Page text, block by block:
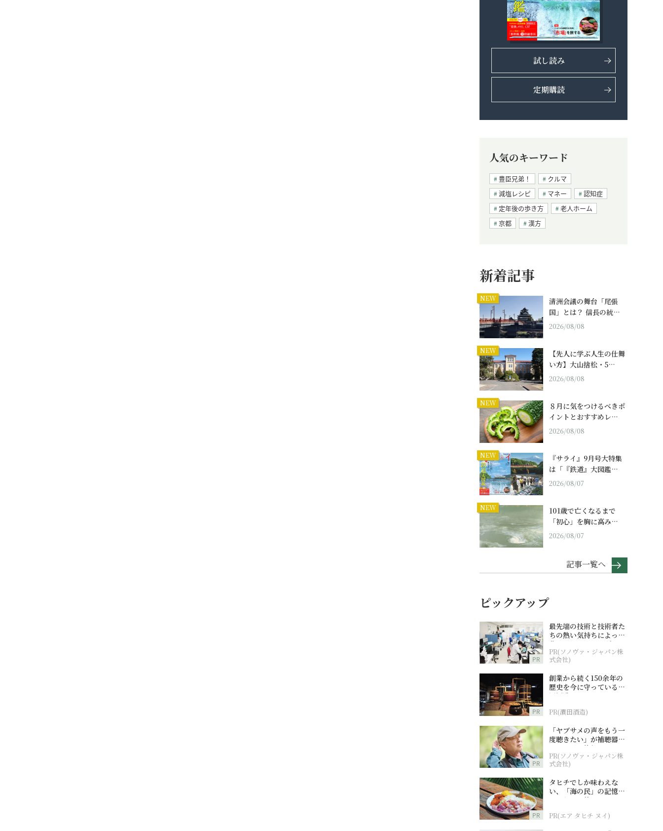
試し読み
定期購読
人気のキーワード
豊臣兄弟！
クルマ
減塩レシピ
マネー
認知症
定年後の歩き方
老人ホーム
京都
漢方
新着記事
NEW
清洲会議の舞台「尾張
国」とは？ 信長の統…
2026/08/08
NEW
【先人に学ぶ人生の仕舞
い方】大山捨松・5…
2026/08/08
NEW
８月に気をつけるべきポ
イントとおすすめレ…
2026/08/08
NEW
『サライ』9月号大特集
は「『鉄道』大図鑑…
2026/08/07
NEW
101歳で亡くなるまで
「初心」を胸に高み…
2026/08/07
記事一覧へ
ピックアップ
PR
最先端の技術と技術者た
ちの熱い気持ちによって
作られているオーダーメ
イド補聴器
PR(ソノヴァ・ジャパン株
式会社)
PR
創業から続く150余年の
歴史を今に守っている濵
田酒造
PR(濵田酒造)
PR
「ヤブサメの声をもう一
度聴きたい」が補聴器チ
ャレンジの後押しに
PR(ソノヴァ・ジャパン株
式会社)
PR
タヒチでしか味わえな
い、「海の民」の記憶へ
とつながる旅
PR(エア タヒチ ヌイ)